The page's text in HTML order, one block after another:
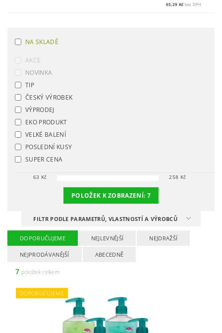
65,29 Kč bez DPH
NA SKLADĚ
AKCE
NOVINKA
TIP
ČESKÝ VÝROBEK
VÝPRODEJ
EKO PRODUKT
VELKÉ BALENÍ
POSLEDNÍ KUSY
SUPER CENA
63 Kč 258 Kč
POLOŽEK K ZOBRAZENÍ: 7
FILTR PODLE PARAMETRŮ, VLASTNOSTÍ A VÝROBCŮ
DOPORUČUJEME NEJLEVNĚJŠÍ NEJDRAŽŠÍ
NEJPRODÁVANĚJŠÍ ABECEDNĚ
7 položek celkem
DOPORUČUJEME